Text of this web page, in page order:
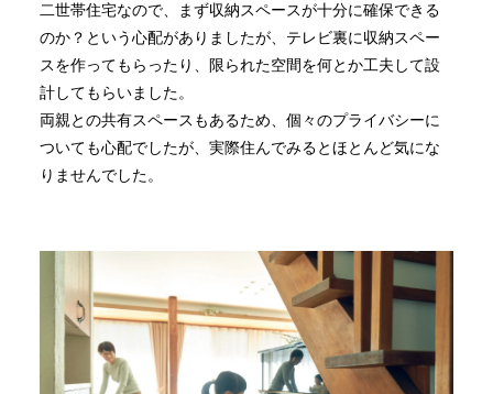
二世帯住宅なので、まず収納スペースが十分に確保できる
のか？という心配がありましたが、テレビ裏に収納スペー
スを作ってもらったり、限られた空間を何とか工夫して設
計してもらいました。
両親との共有スペースもあるため、個々のプライバシーに
ついても心配でしたが、実際住んでみるとほとんど気にな
りませんでした。